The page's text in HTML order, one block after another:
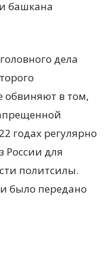
башкана
дела
обвиняют в том,
годах регулярно
России для
политсилы.
было передано